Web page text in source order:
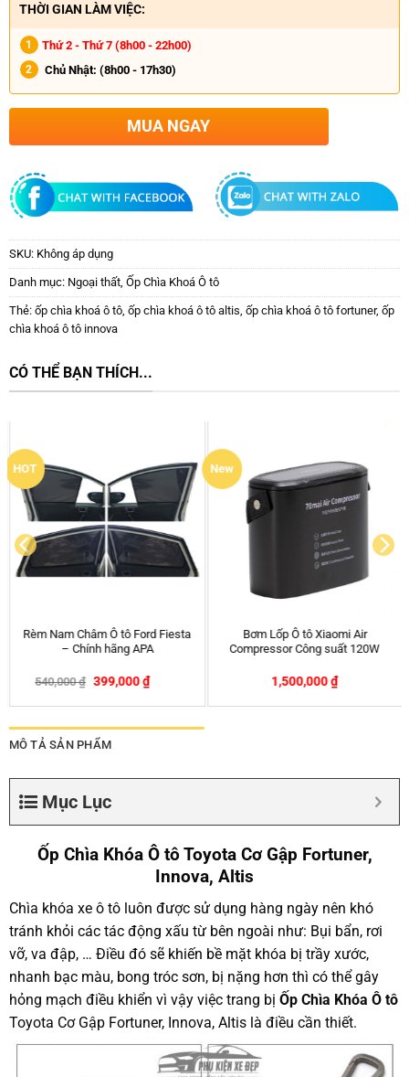
THỜI GIAN LÀM VIỆC:
Thứ 2 - Thứ 7 (8h00 - 22h00)
Chủ Nhật: (8h00 - 17h30)
MUA NGAY
SKU: Không áp dụng
Danh mục: Ngoại thất, Ốp Chìa Khoá Ô tô
Thẻ: ốp chìa khoá ô tô, ốp chìa khoá ô tô altis, ốp chìa khoá ô tô fortuner, ốp
chìa khoá ô tô innova
CÓ THỂ BẠN THÍCH...
Ốp Chìa Khóa Ô tô Ford Focus –
Ecosport Cơ Gập
120,000₫ – 290,000
Thảm chống nóng taplo xe
SUZUKI CIAZ
260,000₫ – 350,000
MÔ TẢ SẢN PHẨM
Mục Lục
Ốp Chìa Khóa Ô tô Toyota Cơ Gập Fortuner,
Innova, Altis
Chìa khóa xe ô tô luôn được sử dụng hàng ngày nên khó
tránh khỏi các tác động xấu từ bên ngoài như: Bụi bẩn, rơi
vỡ, va đập, … Điều đó sẽ khiến bề mặt khóa bị trầy xước,
nhanh bạc màu, bong tróc sơn, bị nặng hơn thì có thể gây
hỏng mạch điều khiển vì vậy việc trang bị Ốp Chìa Khóa Ô tô
Toyota Cơ Gập Fortuner, Innova, Altis là điều cần thiết.